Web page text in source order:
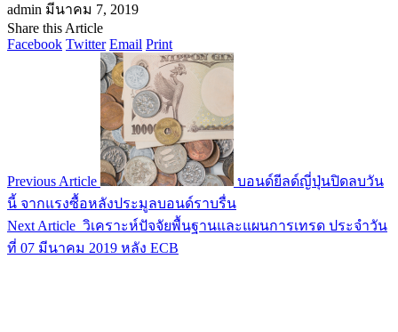
admin มีนาคม 7, 2019
Share this Article
Facebook Twitter Email Print
Previous Article
บอนด์ยีลด์ญี่ปุ่นปิดลบวัน
นี้ จากแรงซื้อหลังประมูลบอนด์ราบรื่น
Next Article วิเคราะห์ปัจจัยพื้นฐานและแผนการเทรด ประจำวัน
ที่ 07 มีนาคม 2019 หลัง ECB